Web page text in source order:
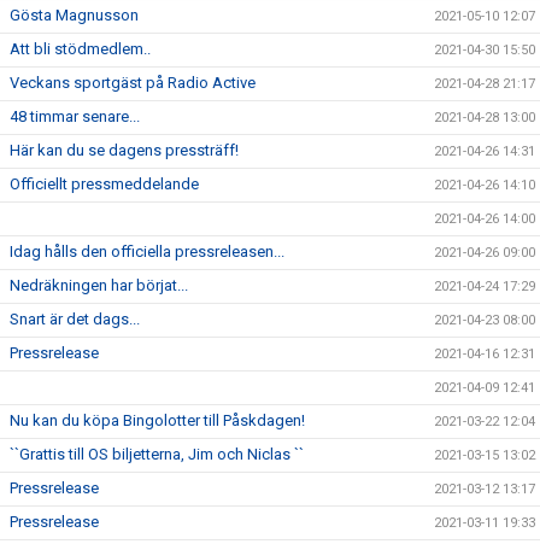
Gösta Magnusson 2021-05-10 12:07
Att bli stödmedlem.. 2021-04-30 15:50
Veckans sportgäst på Radio Active 2021-04-28 21:17
48 timmar senare... 2021-04-28 13:00
Här kan du se dagens pressträff! 2021-04-26 14:31
Officiellt pressmeddelande 2021-04-26 14:10
2021-04-26 14:00
Idag hålls den officiella pressreleasen... 2021-04-26 09:00
Nedräkningen har börjat... 2021-04-24 17:29
Snart är det dags... 2021-04-23 08:00
Pressrelease 2021-04-16 12:31
2021-04-09 12:41
Nu kan du köpa Bingolotter till Påskdagen! 2021-03-22 12:04
``Grattis till OS biljetterna, Jim och Niclas `` 2021-03-15 13:02
Pressrelease 2021-03-12 13:17
Pressrelease 2021-03-11 19:33